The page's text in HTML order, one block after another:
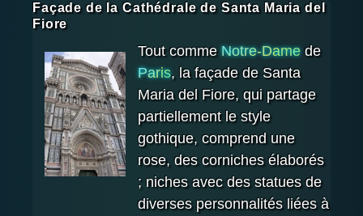
Façade de la Cathédrale de Santa Maria del
Fiore
Tout comme Notre-Damede
Paris, la façade de Santa
Maria del Fiore, qui partage
partiellement le style
gothique, comprend une
rose, des corniches élaborés
; niches avec des statues de
diverses personnalités liées à